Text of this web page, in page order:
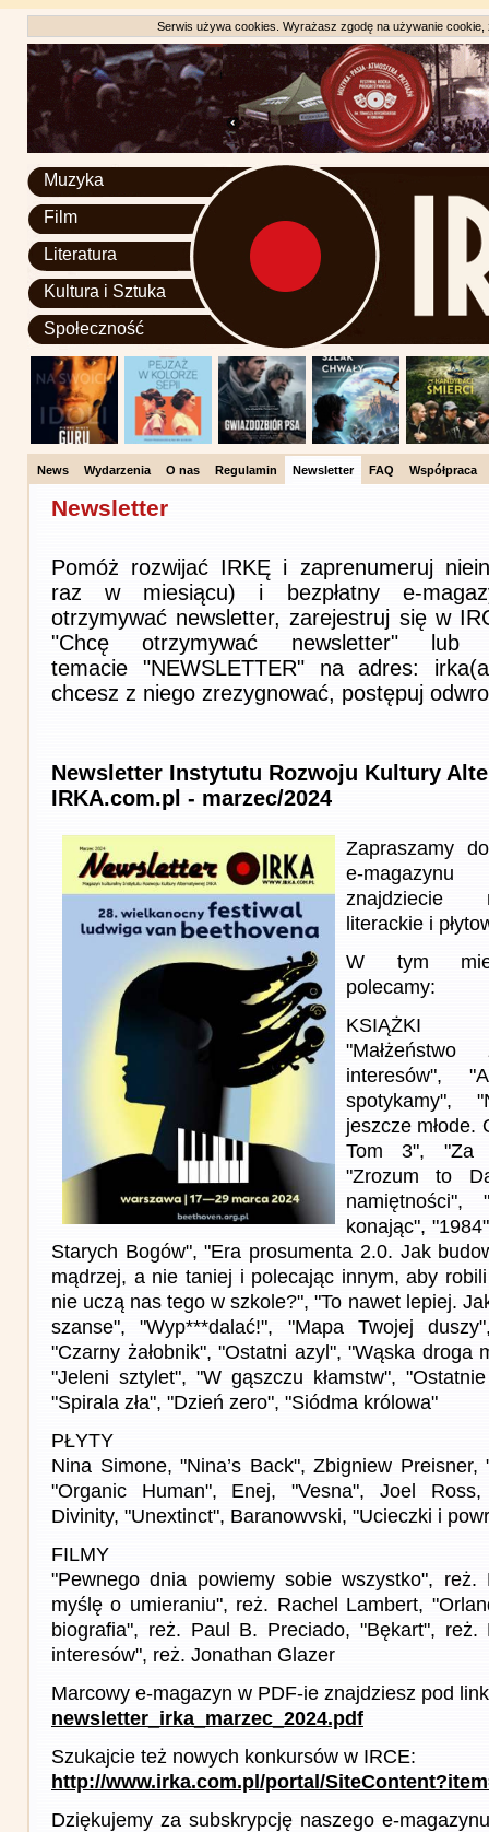
Serwis używa cookies. Wyrażasz zgodę na używanie
Muzyka
Film
Literatura
Kultura i Sztuka
Społeczność
News Wydarzenia O nas Regulamin Newsletter FAQ Współpraca
Newsletter
Pomóż rozwijać IRKĘ i zaprenumeruj
raz w miesiącu) i bezpłatny e-
otrzymywać newsletter, zarejestruj się w
"Chcę otrzymywać newsletter"
temacie "NEWSLETTER" na adres:
chcesz z niego zrezygnować, postępuj
Newsletter Instytutu Rozwoju Kultury
IRKA.com.pl - marzec/2024
Zapraszamy
e-
znajdziecie
literackie i
W tym
polecamy:
KSIĄŻKI
interesów",
spotykamy",
jeszcze młode.
Tom 3", "Za
"Zrozum to
konając",
Starych Bogów", "Era prosumenta 2.0. Jak
mądrzej, a nie taniej i polecając innym, aby
nie uczą nas tego w szkole?", "To nawet lepiej.
szanse", "Wyp***dalać!", "Mapa Twojej
"Czarny żałobnik", "Ostatni azyl", "Wąska droga
"Jeleni sztylet", "W gąszczu kłamstw",
"Spirala zła", "Dzień zero", "Siódma królowa"
PŁYTY
Nina Simone, "Nina’s Back", Zbigniew Preisner,
"Organic Human", Enej, "Vesna", Joel Ross,
Divinity, "Unextinct", Baranowvski, "Ucieczki i
FILMY
"Pewnego dnia powiemy sobie wszystko", reż.
myślę o umieraniu", reż. Rachel Lambert,
biografia", reż. Paul B. Preciado, "Bękart", reż.
interesów", reż. Jonathan Glazer
Marcowy e-magazyn w PDF-ie znajdziesz pod
newsletter_irka_marzec_2024.pdf
Szukajcie też nowych konkursów w IRCE:
http://www.irka.com.pl/portal/
Dziękujemy za subskrypcję naszego e-